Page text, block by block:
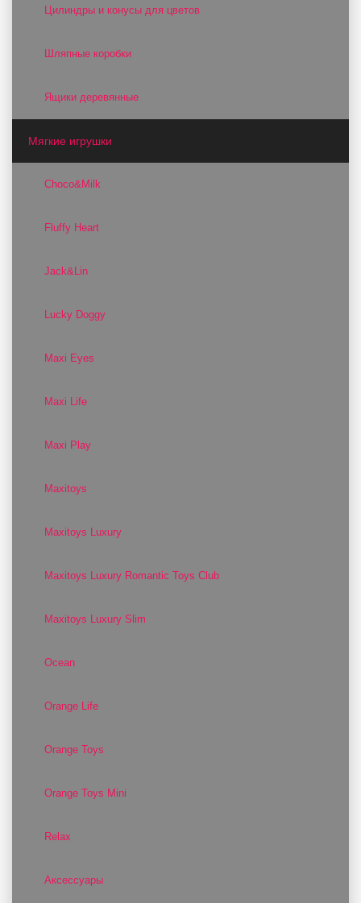
Цилиндры и конусы для цветов
Шляпные коробки
Ящики деревянные
Мягкие игрушки
Choco&Milk
Fluffy Heart
Jack&Lin
Lucky Doggy
Maxi Eyes
Maxi Life
Maxi Play
Maxitoys
Maxitoys Luxury
Maxitoys Luxury Romantic Toys Club
Maxitoys Luxury Slim
Ocean
Orange Life
Orange Toys
Orange Toys Mini
Relax
Аксессуары